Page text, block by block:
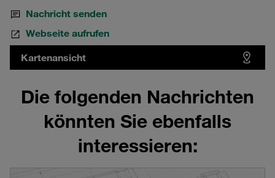
Nachricht senden
Webseite aufrufen
Kartenansicht
Die folgenden Nachrichten
könnten Sie ebenfalls
interessieren: